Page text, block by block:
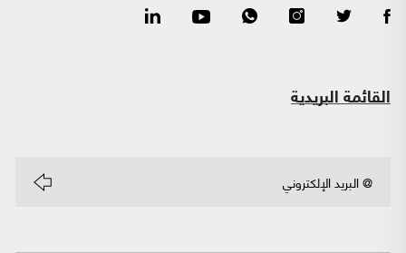
القائمة البريدية